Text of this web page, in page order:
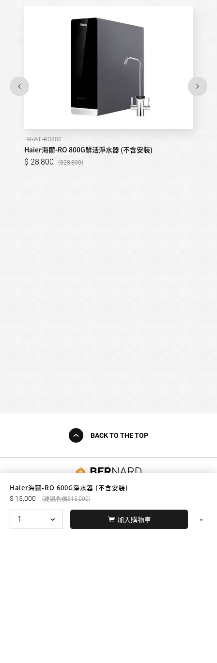
Haier海爾-RO 600G淨水器 (不含安裝)
15,000 15,000
加入購物車
HR-WF-RO800
Haier海爾-RO 800G鮮活淨水器 (不含安裝)
28,800 28,800
BACK TO THE TOP
友誠購物
© BERNARD 2021 WEBDESIGN